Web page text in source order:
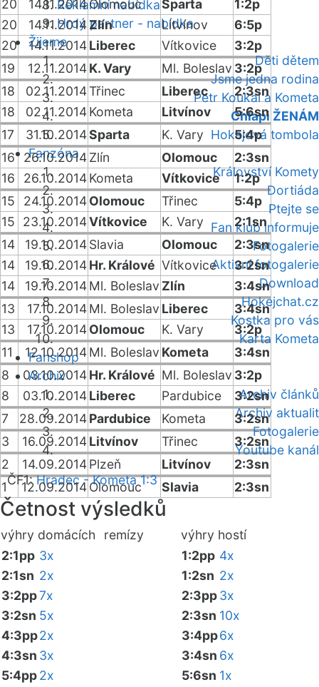
Reklamní nabídka
Hrdý partner - nabídka
Žijeme
Děti dětem
Jsme jedna rodina
Petr Koukal a Kometa
Chlapi ŽENÁM
Hokejová tombola
Fanzóna
Království Komety
Dortiáda
Ptejte se
Fan klub informuje
Fotogalerie
Aktivní fotogalerie
Download
Hokejchat.cz
Kostka pro vás
Karta Kometa
Fanshop
Archiv
Archiv článků
Archiv aktualit
Fotogalerie
Youtube kanál
ČF1:Hradec - Kometa 1:3
20 14.11.2014Olomouc Sparta
1:2p
20
14.11.2014Zlín Litvínov
6:5p
20
14.11.2014Liberec Vítkovice
3:2p
19
12.11.2014K. Vary Ml. Boleslav 3:2p
18
02.11.2014Třinec Liberec
2:3sn
18
02.11.2014Kometa Litvínov
5:6sn
17
31.10.2014Sparta K. Vary
5:4p
16
26.10.2014Zlín Olomouc
2:3sn
16
26.10.2014Kometa Vítkovice
1:2p
15
24.10.2014Olomouc Třinec
5:4p
15
23.10.2014Vítkovice K. Vary
2:1sn
14
19.10.2014Slavia Olomouc
2:3sn
14
19.10.2014Hr. Králové Vítkovice
3:2sn
14
19.10.2014Ml. Boleslav Zlín
3:4sn
13
17.10.2014Ml. Boleslav Liberec
3:4sn
13
17.10.2014Olomouc K. Vary
3:2p
11
12.10.2014Ml. Boleslav Kometa
3:4sn
8
03.10.2014Hr. Králové Ml. Boleslav 3:2p
8
03.10.2014Liberec Pardubice
3:2sn
7
28.09.2014Pardubice Kometa
3:2sn
3
16.09.2014Litvínov Třinec
3:2sn
2
14.09.2014Plzeň Litvínov
2:3sn
1
12.09.2014Olomouc Slavia 2:3sn
Četnost výsledků
výhry domácích remízy výhry hostí
2:1pp 3x
2:1sn 2x
3:2pp7x
3:2sn 5x
4:3pp2x
4:3sn 3x
5:4pp2x
1:2pp 4x
1:2sn 2x
2:3pp3x
2:3sn 10x
3:4pp6x
3:4sn 6x
5:6sn 1x